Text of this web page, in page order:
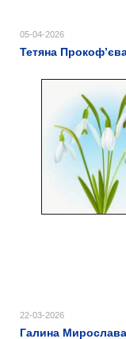
05-04-2026
Тетяна
22-03-2026
Галина